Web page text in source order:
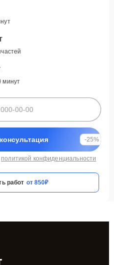
минут
-25%
политикой конфиденциальности
работ от 850₽